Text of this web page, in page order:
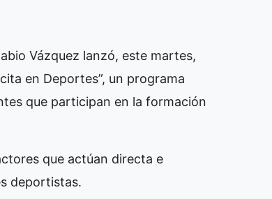
Vázquez lanzó, este martes,
en Deportes”, un programa
que participan en la formación
que actúan directa e
deportistas.